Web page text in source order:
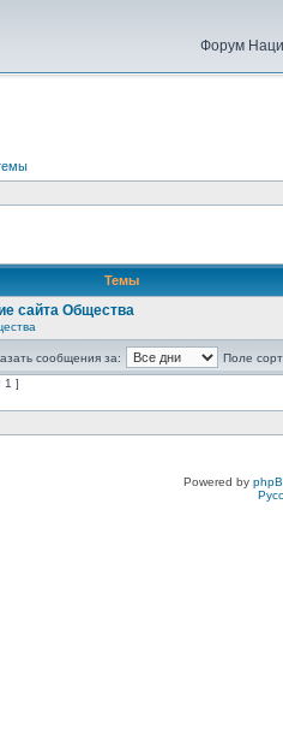
Форум
Темы
сайта Общества
сообщения за:
Поле
1 ]
Powered by